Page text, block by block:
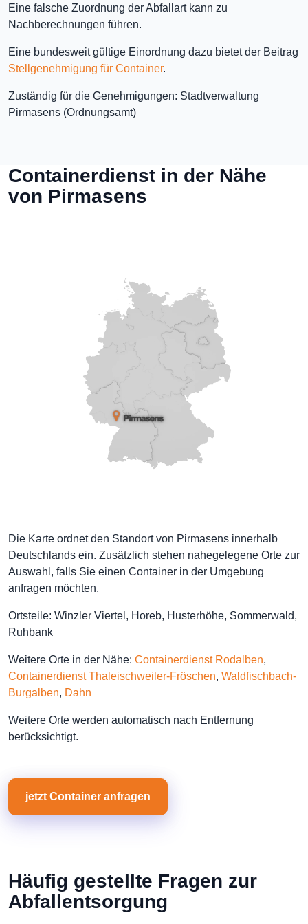
Eine falsche Zuordnung der Abfallart kann zu
Nachberechnungen führen.
Eine bundesweit gültige Einordnung dazu bietet der Beitrag
Stellgenehmigung für Container.
Zuständig für die Genehmigungen: Stadtverwaltung
Pirmasens (Ordnungsamt)
Containerdienst in der Nähe
von Pirmasens
Die Karte ordnet den Standort von Pirmasens innerhalb
Deutschlands ein. Zusätzlich stehen nahegelegene Orte zur
Auswahl, falls Sie einen Container in der Umgebung
anfragen möchten.
Ortsteile: Winzler Viertel, Horeb, Husterhöhe, Sommerwald,
Ruhbank
Weitere Orte in der Nähe: Containerdienst Rodalben,
Containerdienst Thaleischweiler-Fröschen, Waldfischbach-
Burgalben, Dahn
Weitere Orte werden automatisch nach Entfernung
berücksichtigt.
jetzt Container anfragen
Häufig gestellte Fragen zur
Abfallentsorgung